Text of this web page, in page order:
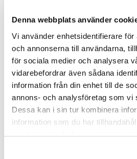
Denna webbplats använder
Vi använder enhetsidentifierare
och annonserna till användarna,
för sociala medier och analysera
vidarebefordrar även sådana
information från din enhet till de
annons- och analysföretag som vi
Dessa kan i sin tur kombinera
information som du har
samlat in när du har använt deras
Vi får lämna allt vi gör
i din hand, du som oss hör,
du som hjälper oss i nöden
och som leder våra öden.
2.
Herre, låt vår kyrka vara
vittne om din helighet
och låt oss härinne ana
mer än vad vi redan vet
om din godhet, om din makt
när vi ser din kyrkas prakt.